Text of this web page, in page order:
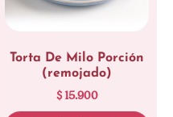
Torta De Milo Porción
(remojado)
$15.900